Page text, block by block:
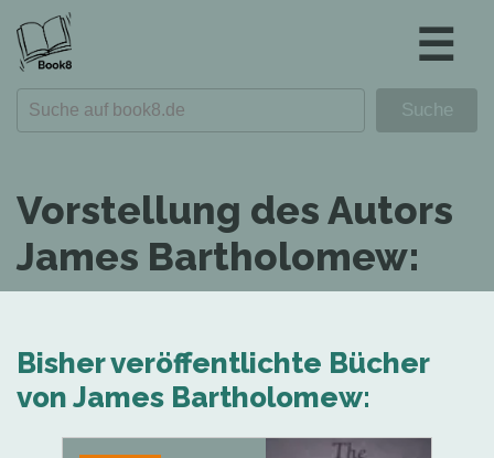
☰
Vorstellung des Autors
James Bartholomew:
Bisher veröffentlichte Bücher
von James Bartholomew: